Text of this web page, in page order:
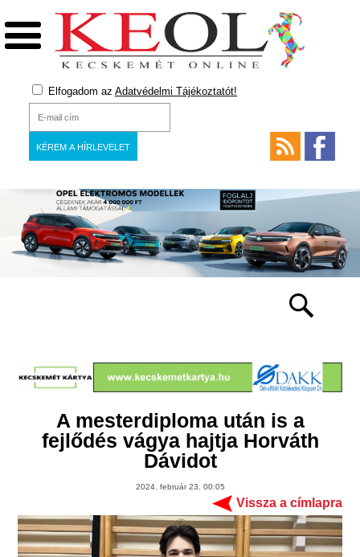
Elfogadom az Adatvédelmi Tájékoztatót!
A mesterdiploma után is a
fejlődés vágya hajtja Horváth
Dávidot
2024. február 23. 00:05
Vissza a címlapra